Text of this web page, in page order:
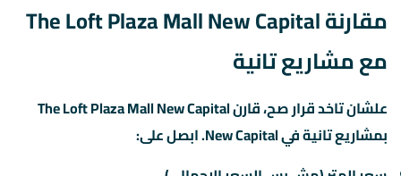
مقارنة The Loft Plaza Mall New Capital
مع مشاريع تانية
علشان تاخد قرار صح، قارن The Loft Plaza Mall New Capital
بمشاريع تانية في New Capital. ابصل على: